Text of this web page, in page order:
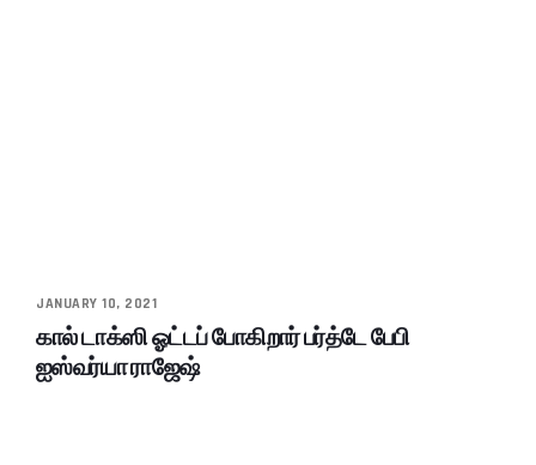
JANUARY 10, 2021
கால் டாக்ஸி ஓட்டப் போகிறார் பர்த்டே பேபி
ஐஸ்வர்யா ராஜேஷ்